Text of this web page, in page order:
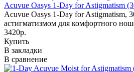
Acuvue Oasys 1-Day for Astigmatism
Acuvue Oasys 1-Day for Astigmatism,
астигматизмом для комфортного
3420р.
Купить
В закладки
В сравнение